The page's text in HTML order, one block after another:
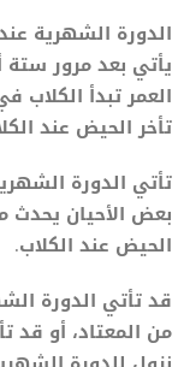
الدورة الشهرية
العمر تبدأ
تأخر الحيض عند
بعض الأحيان
الحيض عند الكلاب.
قد تأتي الدورة
من المعتاد، أو